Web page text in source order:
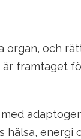
organ, och
är